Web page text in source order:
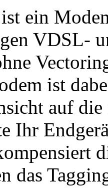
ein
VDSL-
ist
auf
Ihr
das